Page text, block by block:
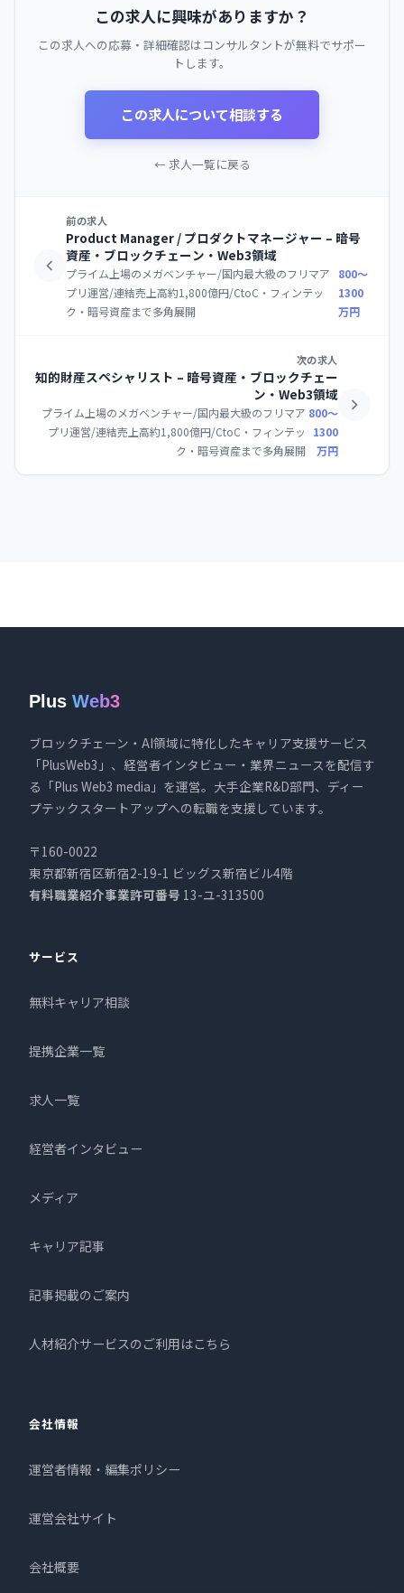
この求人に興味がありますか？
この求人への応募・詳細確認はコンサルタントが無料でサポー
トします。
この求人について相談する
← 求人一覧に戻る
前の求人
Product Manager / プロダクトマネージャー – 暗号
資産・ブロックチェーン・Web3領域
プライム上場のメガベンチャー/国内最大級のフリマア
プリ運営/連結売上高約1,800億円/CtoC・フィンテッ
ク・暗号資産まで多角展開
800〜
1300
万円
次の求人
知的財産スペシャリスト – 暗号資産・ブロックチェー
ン・Web3領域
プライム上場のメガベンチャー/国内最大級のフリマア
プリ運営/連結売上高約1,800億円/CtoC・フィンテッ
ク・暗号資産まで多角展開
800〜
1300
万円
Plus Web3
ブロックチェーン・AI領域に特化したキャリア支援サービス
「PlusWeb3」、経営者インタビュー・業界ニュースを配信す
る「Plus Web3 media」を運営。大手企業R&D部門、ディー
プテックスタートアップへの転職を支援しています。
〒160-0022
東京都新宿区新宿2-19-1 ビッグス新宿ビル4階
有料職業紹介事業許可番号 13-ユ-313500
サービス
無料キャリア相談
提携企業一覧
求人一覧
経営者インタビュー
メディア
キャリア記事
記事掲載のご案内
人材紹介サービスのご利用はこちら
会社情報
運営者情報・編集ポリシー
運営会社サイト
会社概要